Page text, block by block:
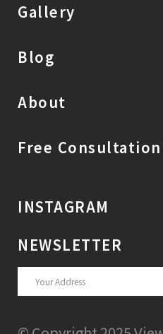
Gallery
Blog
About
Free Consultation
INSTAGRAM
NEWSLETTER